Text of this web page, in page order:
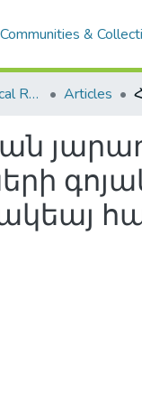
Communities &
Haigazian Armenological Review Articles